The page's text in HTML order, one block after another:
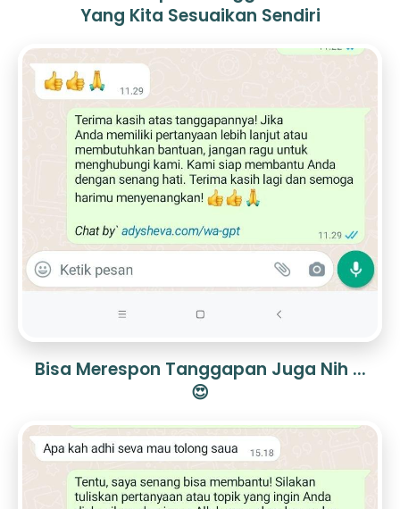
Yang Kita Sesuaikan Sendiri
Bisa Merespon Tanggapan Juga Nih ...
😍